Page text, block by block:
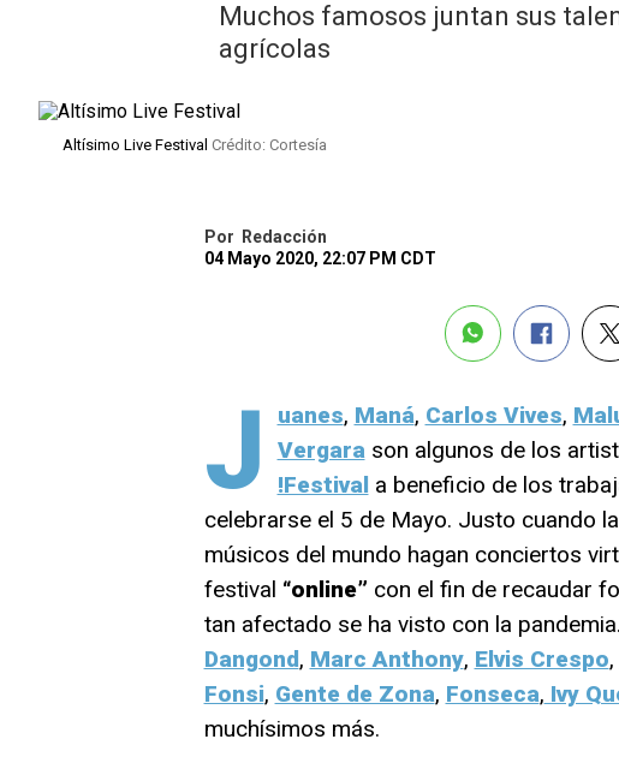
Muchos famosos juntan sus
agrícolas
Altísimo Live Festival Crédito: Cortesía
Por
Redacción
04 Mayo 2020, 22:07 PM CDT
J uanes, Maná, Carlos Vives,
Vergarason algunos de los
!Festival a beneficio de los
celebrarse el 5 de Mayo. Justo cuando
músicos del mundo hagan conciertos
festival “online” con el fin de recaudar
tan afectado se ha visto con la
Dangond, Marc Anthony, Elvis Crespo,
Fonsi, Gente de Zona, Fonseca, Ivy
muchísimos más.